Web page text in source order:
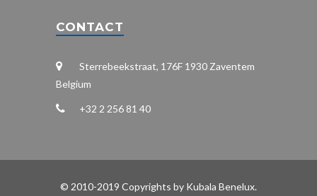
CONTACT
Sterrebeekstraat, 176F 1930 Zaventem
Belgium
+32 2 256 81 40
© 2010-2019 Copyrights by Kubala Benelux.